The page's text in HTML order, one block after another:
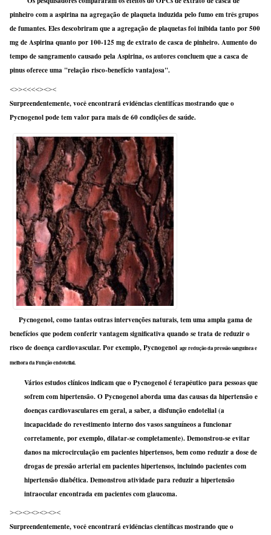
pinheiro com a aspirina na agregação de plaqueta induzida pelo fumo em três grupos
de fumantes. Eles descobriram que a agregação de plaquetas foi inibida tanto por 500
mg de Aspirina quanto por 100-125 mg de extrato de casca de pinheiro. Aumento do
tempo de sangramento causado pela Aspirina, os autores concluem que a casca de
pinus oferece uma "relação risco-benefício vantajosa".
<>><<<<><><
Surpreendentemente, você encontrará evidências cientifícas mostrando que o
Pycnogenol pode tem valor para mais de 60 condições de saúde.
Pycnogenol, como tantas outras intervenções naturais, tem uma ampla gama de
benefícios que podem conferir vantagem significativa quando se trata de reduzir o
risco de doença cardiovascular. Por exemplo, Pycnogenolage redução da pressão sanguínea e
melhora da Função endotelial.
Vários estudos clínicos indicam que o Pycnogenol é terapêutico para pessoas que
sofrem com hipertensão. O Pycnogenol aborda uma das causas da hipertensão e
doenças cardiovasculares em geral, a saber, a disfunção endotelial (a
incapacidade do revestimento interno dos vasos sanguíneos a funcionar
corretamente, por exemplo, dilatar-se completamente). Demonstrou-se evitar
danos na microcirculação em pacientes hipertensos, bem como reduzir a dose de
drogas de pressão arterial em pacientes hipertensos, incluindo pacientes com
hipertensão diabética. Demonstrou atividade para reduzir a hipertensão
intraocular encontrada em pacientes com glaucoma.
><><><><><><
Surpreendentemente, você encontrará evidências científicas mostrando que o